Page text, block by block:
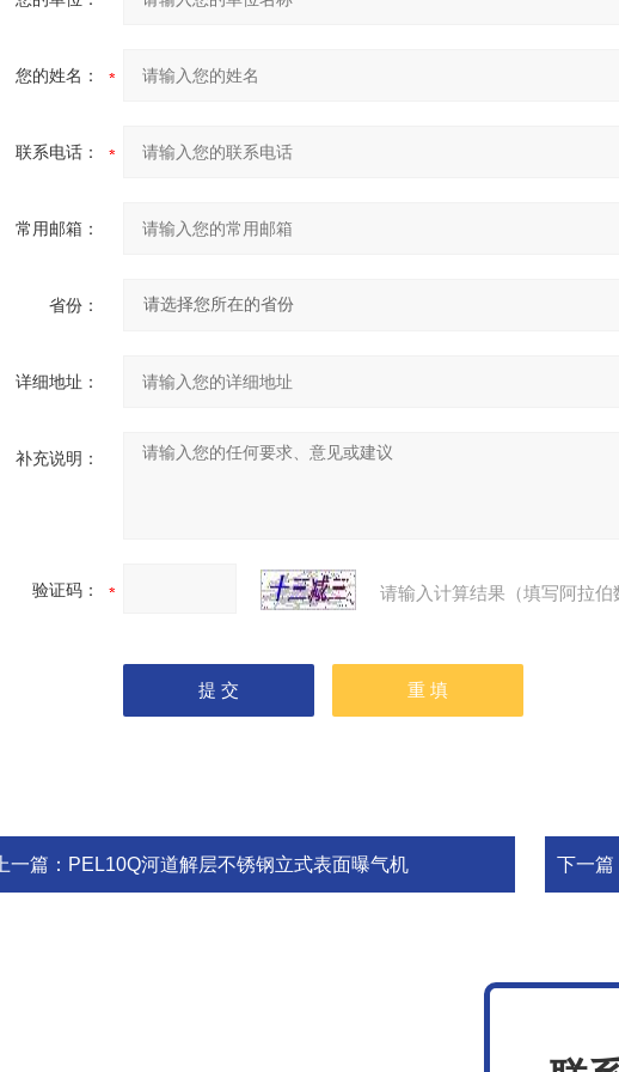
您的姓名：
联系电话：
常用邮箱：
省份：
详细地址：
补充说明：
验证码： 请输入计算结果（填写阿拉
上一篇： PEL10Q河道解层不锈钢立式表面曝气机 下一篇